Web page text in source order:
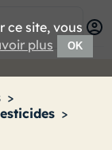
>
>
ce site, vous
plus OK